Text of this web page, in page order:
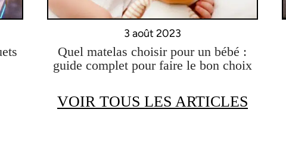
3 août 2023
Quel matelas choisir pour un bébé :
guide complet pour faire le bon choix
VOIR TOUS LES ARTICLES